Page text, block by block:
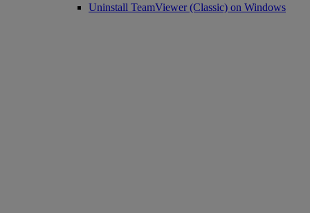
Uninstall TeamViewer (Classic) on Windows